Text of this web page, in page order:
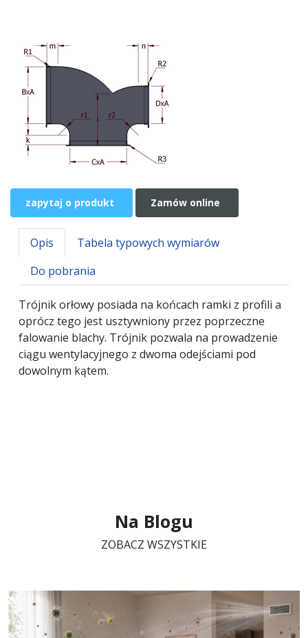
zapytaj o produkt Zamów online
Opis
Tabela typowych wymiarów
Do pobrania
Trójnik orłowy posiada na końcach ramki z profili a
oprócz tego jest usztywniony przez poprzeczne
falowanie blachy. Trójnik pozwala na prowadzenie
ciągu wentylacyjnego z dwoma odejściami pod
dowolnym kątem.
Na Blogu
ZOBACZ WSZYSTKIE